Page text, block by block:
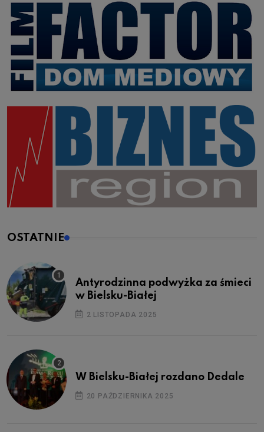
OSTATNIE
Antyrodzinna podwyżka za śmieci
w Bielsku-Białej
2 LISTOPADA 2025
W Bielsku-Białej rozdano Dedale
20 PAŹDZIERNIKA 2025